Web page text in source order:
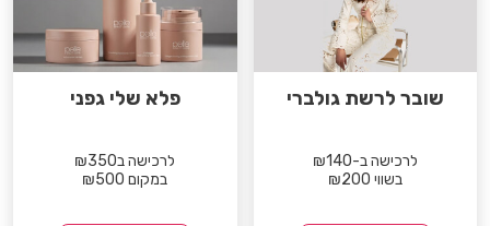
שובר לרשת גולברי
לרכישה ב-₪140
בשווי ₪200
פלא שלי גפני
לרכישה ב₪350
במקום ₪500